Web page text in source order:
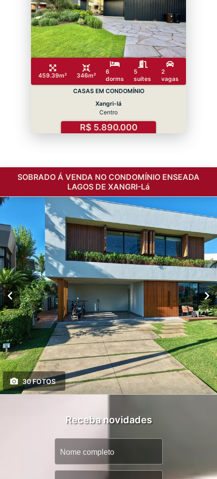
459.39m² 346m²
6
dorms
5
suítes
2
vagas
CASAS EM CONDOMÍNIO
Xangri-lá
Centro
R$ 5.890.000
SOBRADO Á VENDA NO CONDOMÍNIO ENSEADA
LAGOS DE XANGRI-Lá
30 FOTOS
Receba novidades